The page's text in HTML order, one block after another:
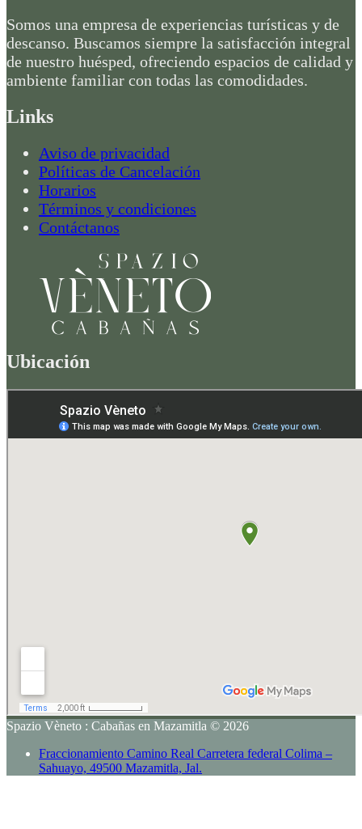
Somos una empresa de experiencias turísticas y de
descanso. Buscamos siempre la satisfacción integral
de nuestro huésped, ofreciendo espacios de calidad y
ambiente familiar con todas las comodidades.
Links
Aviso de privacidad
Políticas de Cancelación
Horarios
Términos y condiciones
Contáctanos
Ubicación
Spazio Vèneto : Cabañas en Mazamitla © 2026
Fraccionamiento Camino Real Carretera federal Colima –
Sahuayo, 49500 Mazamitla, Jal.